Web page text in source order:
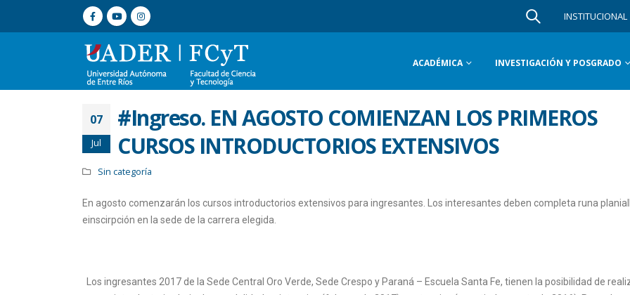
INSTITUCIONAL
ACADÉMICA INVESTIGACIÓN Y POSGRADO
07
Jul
#Ingreso. EN AGOSTO COMIENZAN LOS PRIMEROS
CURSOS INTRODUCTORIOS EXTENSIVOS
Sin categoría
En agosto comenzarán los cursos introductorios extensivos para ingresantes. Los interesantes deben completa runa
einscirpción en la sede de la carrera elegida.
Los ingresantes 2017 de la Sede Central Oro Verde, Sede Crespo y Paraná – Escuela Santa Fe, tienen la posibilidad de